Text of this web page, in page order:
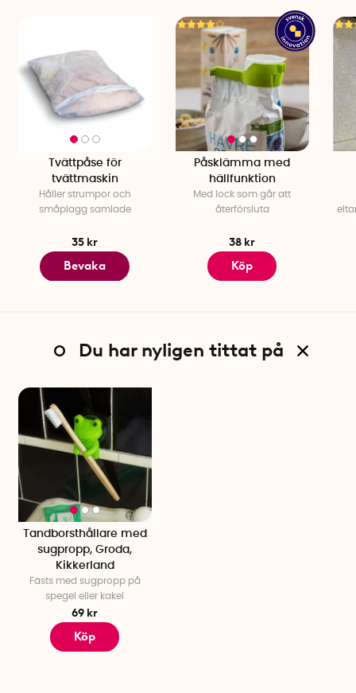
Tvättpåse för
tvättmaskin
Håller strumpor och
småplagg samlade
35 kr
Bevaka
Påsklämma med
hällfunktion
Med lock som går att
återförsluta
38 kr
Köp
Du har nyligen tittat på
Tandborsthållare med
sugpropp, Groda,
Kikkerland
Fästs med sugpropp på
spegel eller kakel
69 kr
Köp